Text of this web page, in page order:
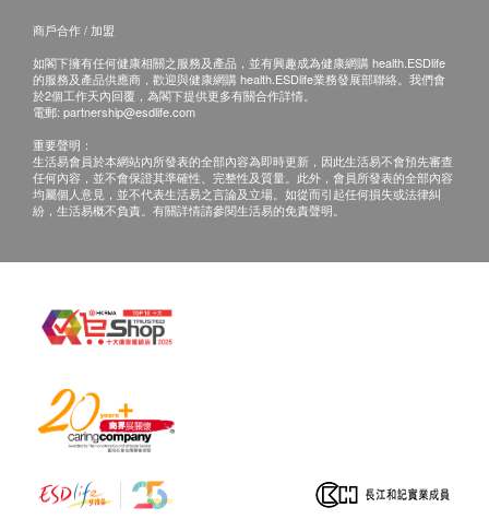
health.ESDlife】並沒有經營或提供本服務/產品。
有關此服務/產品的錯漏或延誤，或因使用此服務/
產品而引致的損失、損害、受傷或法律訴訟，健康
網購health.ESDlife概不負責。一切有關的索償或
查詢，須向提供服務之體檢中心或商戶提出。
商戶合作 / 加盟
如閣下擁有任何健康相關之服務及產品，並有興趣成為健康網購 health.ESDlife
的服務及產品供應商，歡迎與健康網購 health.ESDlife業務發展部聯絡。我們會
於2個工作天內回覆，為閣下提供更多有關合作詳情。
電郵: partnership@esdlife.com
重要聲明：
生活易會員於本網站內所發表的全部內容為即時更新，因此生活易不會預先審查
任何內容，並不會保證其準確性、完整性及質量。此外，會員所發表的全部內容
均屬個人意見，並不代表生活易之言論及立場。如從而引起任何損失或法律糾
紛，生活易概不負責。有關詳情請參閱生活易的免責聲明。